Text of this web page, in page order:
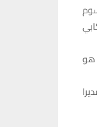
صوتا، وبهذا هو